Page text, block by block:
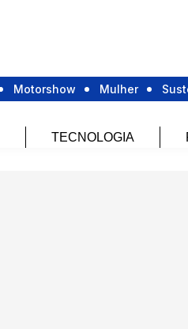
Motorshow Mulher
TECNOLOGIA